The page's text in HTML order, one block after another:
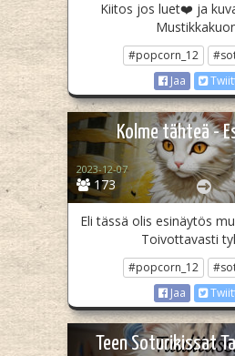
Kiitos jos luet❤️ ja
#popcorn_12
Jaa
Kolme tähteä -
173
2023-12-07
Eli tässä olis esinäytös
Toivottavasti
#popcorn_12
Jaa
Teen Soturikissat